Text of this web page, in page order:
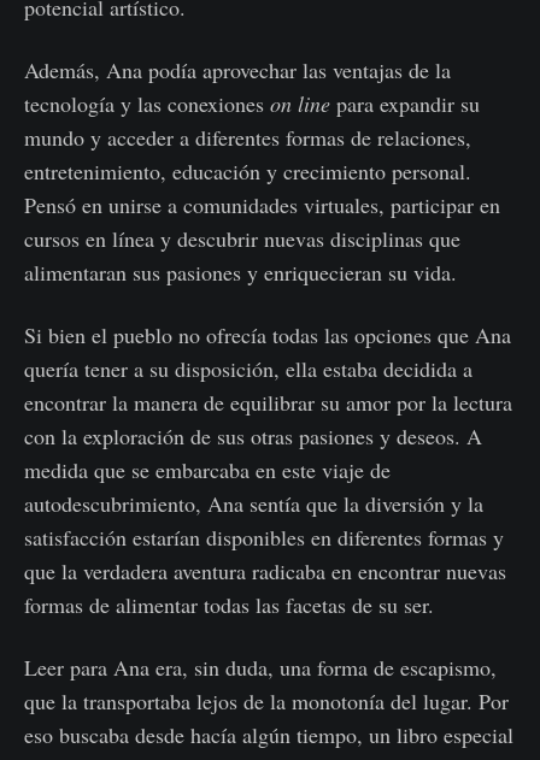
potencial artístico.
Además, Ana podía aprovechar las ventajas de la
tecnología y las conexiones on line para expandir su
mundo y acceder a diferentes formas de relaciones,
entretenimiento, educación y crecimiento personal.
Pensó en unirse a comunidades virtuales, participar en
cursos en línea y descubrir nuevas disciplinas que
alimentaran sus pasiones y enriquecieran su vida.
Si bien el pueblo no ofrecía todas las opciones que Ana
quería tener a su disposición, ella estaba decidida a
encontrar la manera de equilibrar su amor por la lectura
con la exploración de sus otras pasiones y deseos. A
medida que se embarcaba en este viaje de
autodescubrimiento, Ana sentía que la diversión y la
satisfacción estarían disponibles en diferentes formas y
que la verdadera aventura radicaba en encontrar nuevas
formas de alimentar todas las facetas de su ser.
Leer para Ana era, sin duda, una forma de escapismo,
que la transportaba lejos de la monotonía del lugar. Por
eso buscaba desde hacía algún tiempo, un libro especial